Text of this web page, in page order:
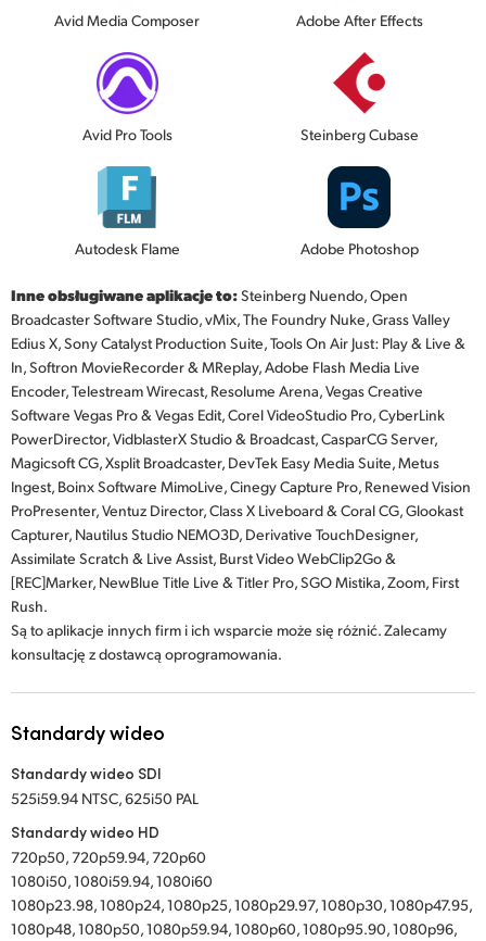
Avid Media Composer Adobe After Effects
Avid Pro Tools Steinberg Cubase
Autodesk Flame Adobe Photoshop
Inne obsługiwane aplikacje to:Steinberg Nuendo, Open
Broadcaster Software Studio, vMix, The Foundry Nuke, Grass Valley
Edius X, Sony Catalyst Production Suite, Tools On Air Just: Play & Live &
In, Softron MovieRecorder & MReplay, Adobe Flash Media Live
Encoder, Telestream Wirecast, Resolume Arena, Vegas Creative
Software Vegas Pro & Vegas Edit, Corel VideoStudio Pro, CyberLink
PowerDirector, VidblasterX Studio & Broadcast, CasparCG Server,
Magicsoft CG, Xsplit Broadcaster, DevTek Easy Media Suite, Metus
Ingest, Boinx Software MimoLive, Cinegy Capture Pro, Renewed Vision
ProPresenter, Ventuz Director, Class X Liveboard & Coral CG, Glookast
Capturer, Nautilus Studio NEMO3D, Derivative TouchDesigner,
Assimilate Scratch & Live Assist, Burst Video WebClip2Go &
[REC]Marker, NewBlue Title Live & Titler Pro, SGO Mistika, Zoom, First
Rush.
Są to aplikacje innych firm i ich wsparcie może się różnić. Zalecamy
konsultację z dostawcą oprogramowania.
Standardy wideo
Standardy wideo SDI
525i59.94 NTSC, 625i50 PAL
Standardy wideo HD
720p50, 720p59.94, 720p60
1080i50, 1080i59.94, 1080i60
1080p23.98, 1080p24, 1080p25, 1080p29.97, 1080p30, 1080p47.95,
1080p48, 1080p50, 1080p59.94, 1080p60, 1080p95.90, 1080p96,